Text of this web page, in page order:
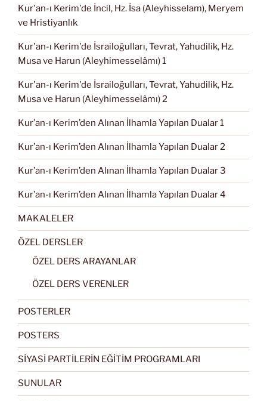
Kur'an-ı Kerim'de İncil, Hz. İsa (Aleyhisselam), Meryem
ve Hristiyanlık
Kur'an-ı Kerim'de İsrailoğulları, Tevrat, Yahudilik, Hz.
Musa ve Harun (Aleyhimesselâmı) 1
Kur'an-ı Kerim'de İsrailoğulları, Tevrat, Yahudilik, Hz.
Musa ve Harun (Aleyhimesselâmı) 2
Kur’an-ı Kerim’den Alınan İlhamla Yapılan Dualar 1
Kur’an-ı Kerim’den Alınan İlhamla Yapılan Dualar 2
Kur’an-ı Kerim’den Alınan İlhamla Yapılan Dualar 3
Kur’an-ı Kerim’den Alınan İlhamla Yapılan Dualar 4
MAKALELER
ÖZEL DERSLER
ÖZEL DERS ARAYANLAR
ÖZEL DERS VERENLER
POSTERLER
POSTERS
SİYASİ PARTİLERİN EĞİTİM PROGRAMLARI
SUNULAR